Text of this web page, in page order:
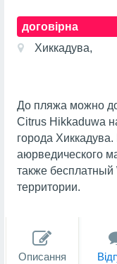
договірна
Хиккадува,
До пляжа можно
Citrus Hikkaduwa
города Хиккадува.
аюрведического
также бесплатный
территории.
Описання